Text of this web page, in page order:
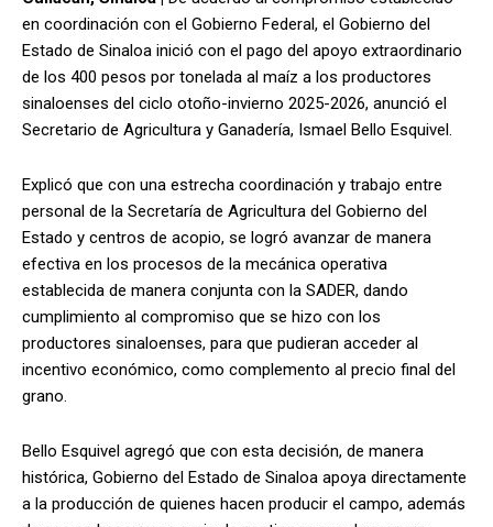
en coordinación con el Gobierno Federal, el Gobierno del
Estado de Sinaloa inició con el pago del apoyo extraordinario
de los 400 pesos por tonelada al maíz a los productores
sinaloenses del ciclo otoño-invierno 2025-2026, anunció el
Secretario de Agricultura y Ganadería, Ismael Bello Esquivel.
Explicó que con una estrecha coordinación y trabajo entre
personal de la Secretaría de Agricultura del Gobierno del
Estado y centros de acopio, se logró avanzar de manera
efectiva en los procesos de la mecánica operativa
establecida de manera conjunta con la SADER, dando
cumplimiento al compromiso que se hizo con los
productores sinaloenses, para que pudieran acceder al
incentivo económico, como complemento al precio final del
grano.
Bello Esquivel agregó que con esta decisión, de manera
histórica, Gobierno del Estado de Sinaloa apoya directamente
a la producción de quienes hacen producir el campo, además